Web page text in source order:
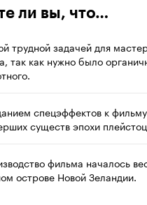
ли вы, что…
трудной задачей для
так как нужно было
спецэффектов к
существ эпохи
фильма началось
острове Новой Зеландии.